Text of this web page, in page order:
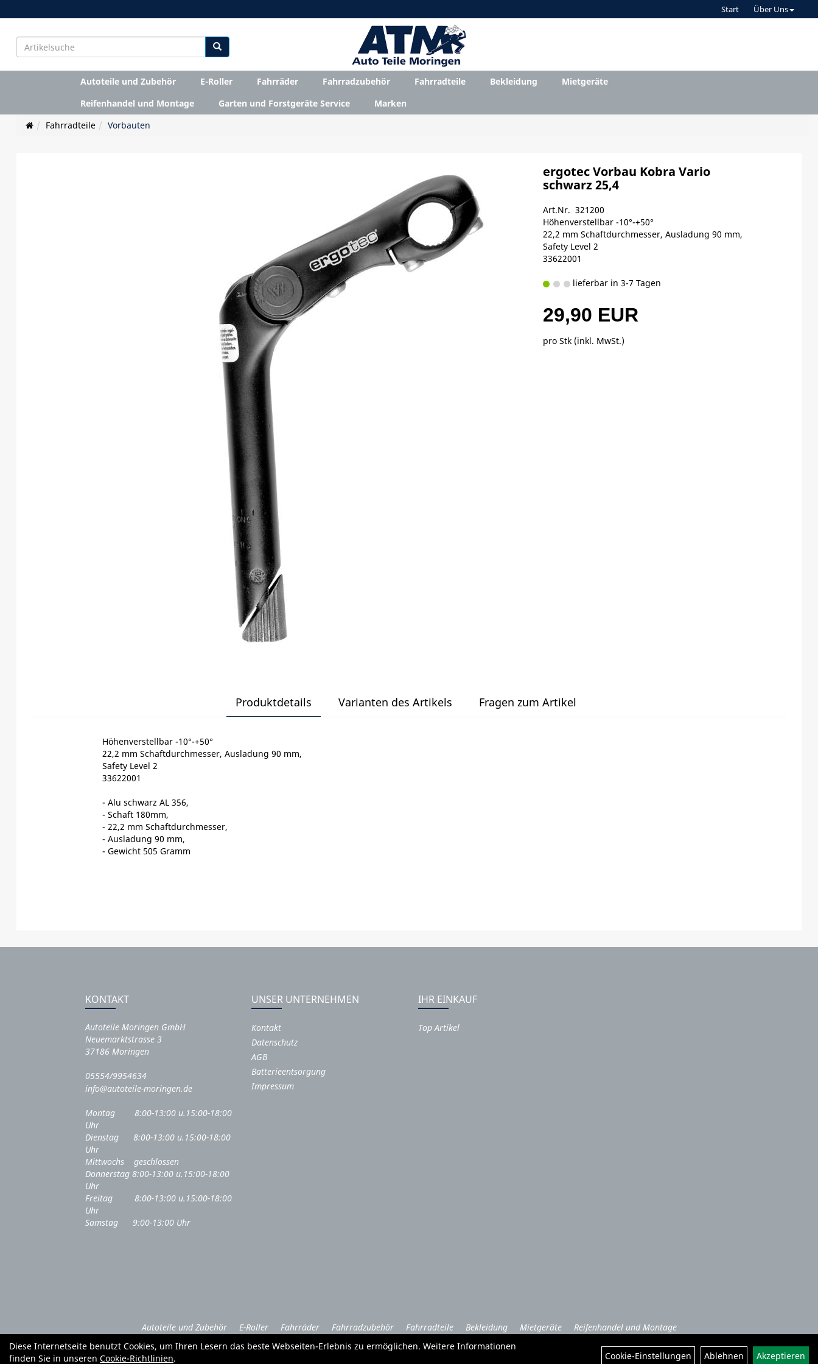
Start Über Uns
Autoteile und Zubehör E-Roller Fahrräder Fahrradzubehör Fahrradteile Bekleidung
Mietgeräte
Reifenhandel und Montage
Garten und Forstgeräte Service
Marken
Fahrradteile
Vorbauten
ergotec Vorbau Kobra Vario
schwarz 25,4
Art.Nr. 321200
Höhenverstellbar -10°-+50°
22,2 mm Schaftdurchmesser, Ausladung 90 mm,
Safety Level 2
33622001
lieferbar in 3-7 Tagen
29,90 EUR
pro Stk (inkl. MwSt.)
Produktdetails Varianten des Artikels Fragen zum Artikel
Höhenverstellbar -10°-+50°
22,2 mm Schaftdurchmesser, Ausladung 90 mm,
Safety Level 2
33622001
- Alu schwarz AL 356,
- Schaft 180mm,
- 22,2 mm Schaftdurchmesser,
- Ausladung 90 mm,
- Gewicht 505 Gramm
KONTAKT
Autoteile Moringen GmbH
Neuemarktstrasse 3
37186 Moringen
05554/9954634
info@autoteile-moringen.de
Montag 8:00-13:00 u.15:00-18:00
Uhr
Dienstag 8:00-13:00 u.15:00-18:00
Uhr
Mittwochs geschlossen
Donnerstag 8:00-13:00 u.15:00-18:00
Uhr
Freitag 8:00-13:00 u.15:00-18:00
Uhr
Samstag 9:00-13:00 Uhr
UNSER UNTERNEHMEN
Kontakt
Datenschutz
AGB
Batterieentsorgung
Impressum
IHR EINKAUF
Top Artikel
Autoteile und Zubehör E-Roller Fahrräder Fahrradzubehör Fahrradteile Bekleidung Mietgeräte
Reifenhandel und Montage
Garten und Forstgeräte Service
Diese Internetseite benutzt Cookies, um Ihren Lesern das beste Webseiten-Erlebnis zu ermöglichen. Weitere Informationen
finden Sie in unseren Cookie-Richtlinien. Cookie-Einstellungen Ablehnen Akzeptieren